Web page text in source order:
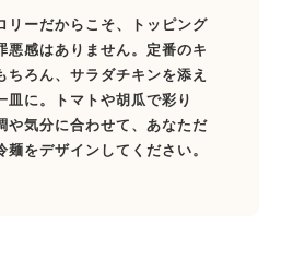
リーだからこそ、トッピング
悪感はありません。定番のキ
ちろん、サラダチキンを添え
皿に。トマトや胡瓜で彩り
や気分に合わせて、あなただ
をデザインしてください。